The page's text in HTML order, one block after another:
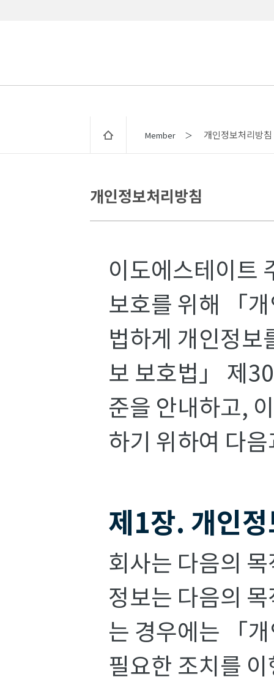
Member ＞ 개인정보처리방침
개인정보처리방침
이도에스테이트
보호를 위해 「
법하게 개인정
보 보호법」 제
준을 안내하고,
하기 위하여 다
제1장. 개인
회사는 다음의
정보는 다음의
는 경우에는 「
필요한 조치를